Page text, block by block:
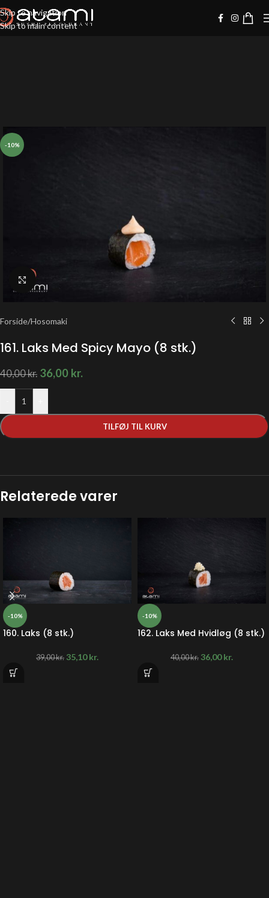
Skip to navigation
Skip to main content
-10%
Klik for at forstørre
Forside/Hosomaki
161. Laks Med Spicy Mayo (8 stk.)
40,00kr. 36,00 kr.
TILFØJ TIL KURV
Relaterede varer
-10%
160. Laks (8 stk.)
39,00kr. 35,10kr.
-10%
162. Laks Med Hvidløg (8 stk.)
40,00kr. 36,00kr.